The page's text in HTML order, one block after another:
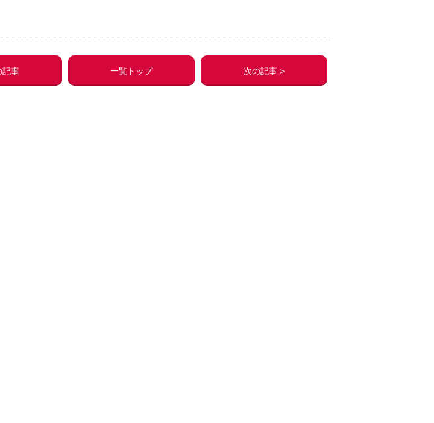
記事 一覧トップ 次の記事 >